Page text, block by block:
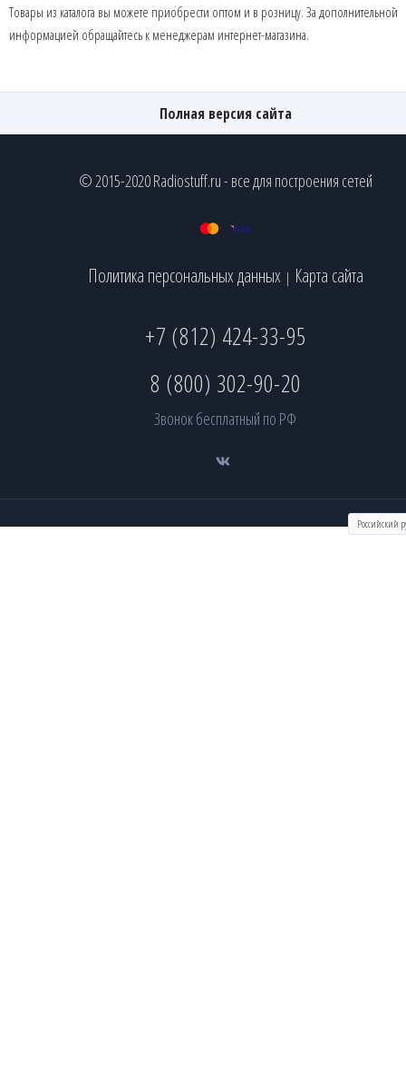
Товары из каталога вы можете приобрести оптом и в розницу. За дополнительной
информацией обращайтесь к менеджерам интернет-магазина.
Полная версия сайта
© 2015-2020 Radiostuff.ru - все для построения сетей
Политика персональных данных | Карта сайта
+7 (812) 424-33-95
8 (800) 302-90-20
Звонок бесплатный по РФ